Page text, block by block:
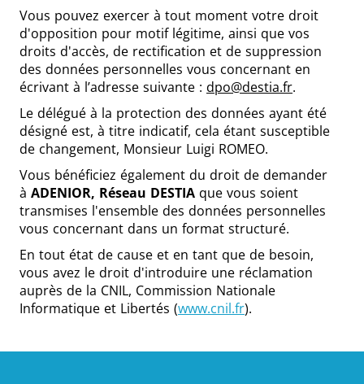
Vous pouvez exercer à tout moment votre droit
d'opposition pour motif légitime, ainsi que vos
droits d'accès, de rectification et de suppression
des données personnelles vous concernant en
écrivant à l’adresse suivante : dpo@destia.fr.
Le délégué à la protection des données ayant été
désigné est, à titre indicatif, cela étant susceptible
de changement, Monsieur Luigi ROMEO.
Vous bénéficiez également du droit de demander
à ADENIOR, Réseau DESTIA que vous soient
transmises l'ensemble des données personnelles
vous concernant dans un format structuré.
En tout état de cause et en tant que de besoin,
vous avez le droit d'introduire une réclamation
auprès de la CNIL, Commission Nationale
Informatique et Libertés (www.cnil.fr).